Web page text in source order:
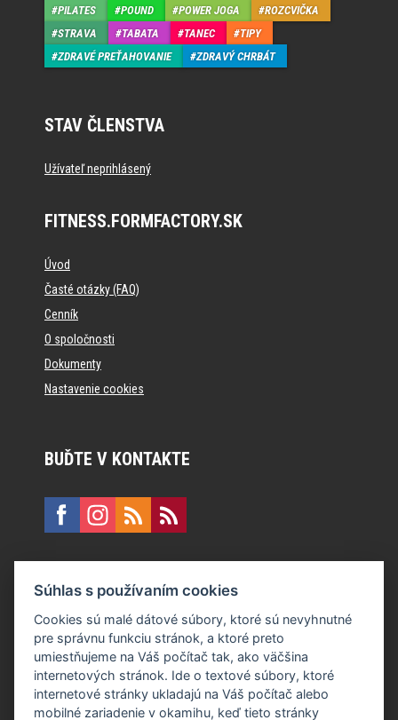
PILATES
POUND POWER JOGA
ROZCVIČKA
STRAVA
TABATA TANEC
TIPY
ZDRAVÉ PREŤAHOVANIE
ZDRAVÝ CHRBÁT
STAV ČLENSTVA
Užívateľ neprihlásený
FITNESS.FORMFACTORY.SK
Úvod
Časté otázky (FAQ)
Cenník
O spoločnosti
Dokumenty
Nastavenie cookies
BUĎTE V KONTAKTE
E:recepcia@formfactory.sk
Form Factory Slovakia s.r.o., Ružová dolina 480/6, 821 08
Bratislava
Za publikovaný obsah sú zodpovední jednotliví autori.
Súhlas s používaním cookies
Cookies sú malé dátové súbory, ktoré sú nevyhnutné
pre správnu funkciu stránok, a ktoré preto
umiestňujeme na Váš počítač tak, ako väčšina
internetových stránok. Ide o textové súbory, ktoré
internetové stránky ukladajú na Váš počítač alebo
mobilné zariadenie v okamihu, keď tieto stránky